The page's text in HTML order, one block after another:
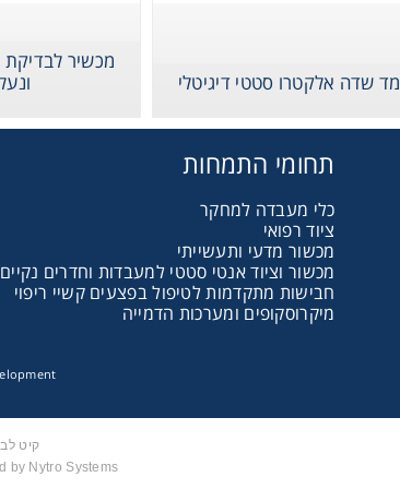
מד שדה אלקטרו סטטי דיגיטלי
מכשיר לבדיקת
תחומי התמחות
כלי מעבדה למחקר
ציוד רפואי
מכשור מדעי ותעשייתי
מכשור וציוד אנטי סטטי למעבדות וחדרים נקיים
חבישות מתקדמות לטיפול בפצעים קשיי ריפוי
מיקרוסקופים ומערכות הדמייה
קיט
by Nytro Systems
Liquid Handling
Plasticware
Reagents & Kits
Consumables